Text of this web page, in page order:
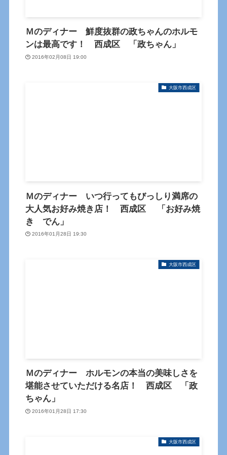
Ｍのディナー 鮮度抜群の政ちゃんのホルモ
ンは最高です！ 西成区 「政ちゃん」
2016年02月08日 19:00
大阪市西成区
Ｍのディナー いつ行ってもびっしり満席の
大人気お好み焼き店！ 西成区 「お好み焼
き でん」
2016年01月28日 19:30
大阪市西成区
Ｍのディナー ホルモンの本当の美味しさを
堪能させていただける名店！ 西成区 「政
ちゃん」
2016年01月28日 17:30
大阪市西成区